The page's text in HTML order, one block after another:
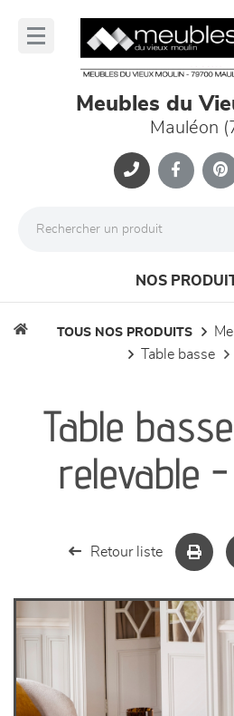
Meubles du
Mauléon
NOS
séjours
meubles de complément
décoration
TOUS NOS PRODUITS
table basse
Table
relevable
Retour liste